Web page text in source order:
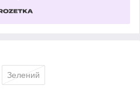
Зелений